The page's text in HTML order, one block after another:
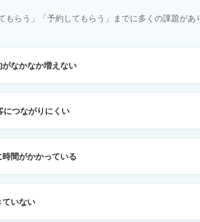
らう」「予約してもらう」までに多くの課題があ
なかなか増えない
つながりにくい
間がかかっている
いない